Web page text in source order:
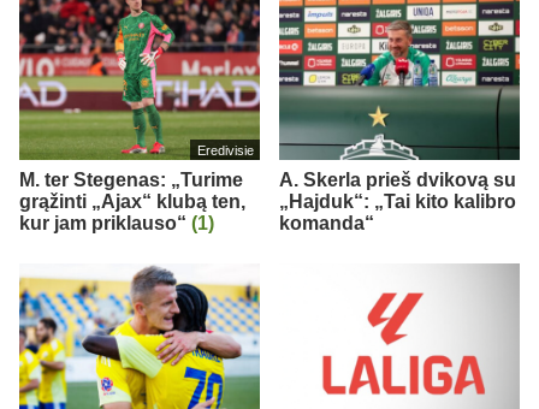
Eredivisie
M. ter Stegenas: „Turime
grąžinti „Ajax“ klubą ten,
kur jam priklauso“ (1)
A. Skerla prieš dvikovą su
„Hajduk“: „Tai kito kalibro
komanda“